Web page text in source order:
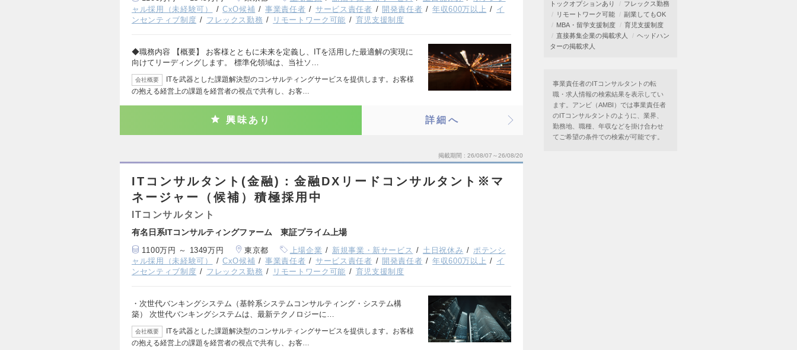
ャル採用（未経験可）
CxO候補 事業責任者 サービス責任者 開発責任者 年収600万以上
イ
ンセンティブ制度
フレックス勤務 リモートワーク可能 育児支援制度
◆職務内容 【概要】 お客様とともに未来を定義し、ITを活用した最適解の実現に
向けてリーディングします。 標準化領域は、当社ソ…
会社概要
ITを武器とした課題解決型のコンサルティングサービスを提供します。お客様
の抱える経営上の課題を経営者の視点で共有し、お客…
興味あり 詳細へ
掲載期間 26/08/07～26/08/20
ITコンサルタント(金融)：金融DXリードコンサルタント※マ
ネージャー（候補）積極採用中
ITコンサルタント
有名日系ITコンサルティングファーム 東証プライム上場
1100万円 ～ 1349万円 東京都 上場企業 新規事業・新サービス 土日祝休み
ポテンシ
ャル採用（未経験可）
CxO候補 事業責任者 サービス責任者 開発責任者 年収600万以上
イ
ンセンティブ制度
フレックス勤務 リモートワーク可能 育児支援制度
・次世代バンキングシステム（基幹系システムコンサルティング・システム構
築） 次世代バンキングシステムは、最新テクノロジーに…
会社概要
ITを武器とした課題解決型のコンサルティングサービスを提供します。お客様
の抱える経営上の課題を経営者の視点で共有し、お客…
トックオプションあり
フレックス勤務
リモートワーク可能
副業してもOK
MBA・留学支援制度
育児支援制度
直接募集企業の掲載求人
ヘッドハン
ターの掲載求人
事業責任者のITコンサルタントの転
職・求人情報の検索結果を表示してい
ます。アンビ（AMBI）では事業責任者
のITコンサルタントのように、業界、
勤務地、職種、年収などを掛け合わせ
てご希望の条件での検索が可能です。